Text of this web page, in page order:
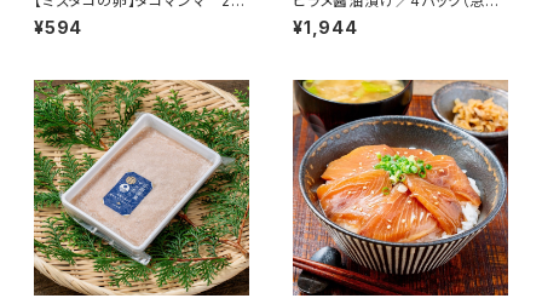
0ｇ×1パック／３Ｄ冷凍
¥594
冷凍） 1パック/100ｇ前後 北海
道産 寿都産 平目 鮃 ひらめ 真
酒 肴
¥1,944